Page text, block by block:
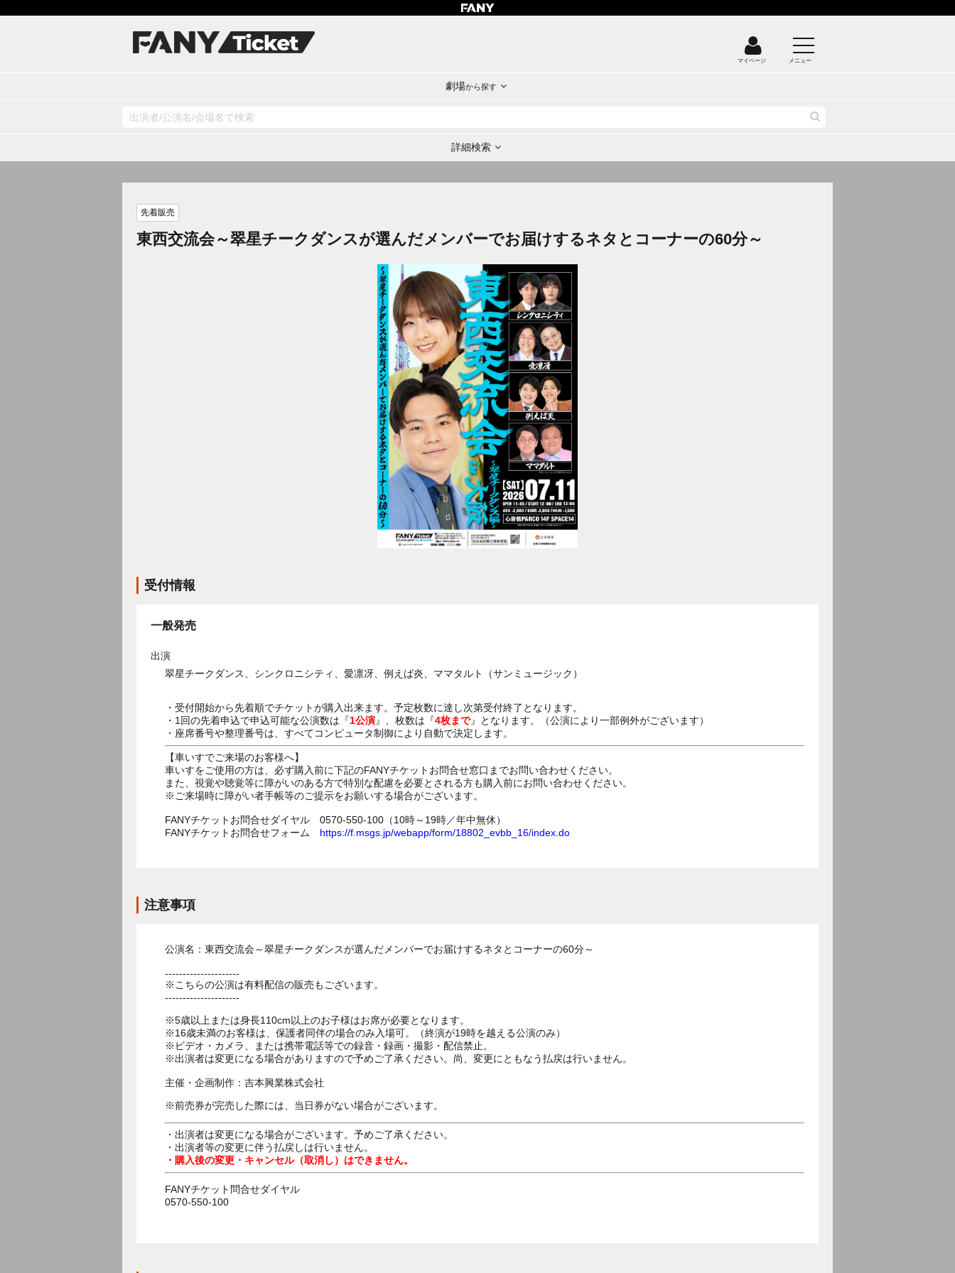
マイページ メニュー
劇場から探す
詳細検索
先着販売
東西交流会～翠星チークダンスが選んだメンバーでお届けするネタとコーナーの60分～
受付情報
一般発売
出演
翠星チークダンス、シンクロニシティ、愛凛冴、例えば炎、ママタルト（サンミュージック）
・受付開始から先着順でチケットが購入出来ます。予定枚数に達し次第受付終了となります。
・1回の先着申込で申込可能な公演数は『1公演』、枚数は『4枚まで』となります。（公演により一部例外がございます）
・座席番号や整理番号は、すべてコンピュータ制御により自動で決定します。
【車いすでご来場のお客様へ】
車いすをご使用の方は、必ず購入前に下記のFANYチケットお問合せ窓口までお問い合わせください。
また、視覚や聴覚等に障がいのある方で特別な配慮を必要とされる方も購入前にお問い合わせください。
※ご来場時に障がい者手帳等のご提示をお願いする場合がございます。
FANYチケットお問合せダイヤル 0570-550-100（10時～19時／年中無休）
FANYチケットお問合せフォーム https://f.msgs.jp/webapp/form/18802_evbb_16/index.do
注意事項
公演名：東西交流会～翠星チークダンスが選んだメンバーでお届けするネタとコーナーの60分～
---------------------
※こちらの公演は有料配信の販売もございます。
---------------------
※5歳以上または身長110cm以上のお子様はお席が必要となります。
※16歳未満のお客様は、保護者同伴の場合のみ入場可。（終演が19時を越える公演のみ）
※ビデオ・カメラ、または携帯電話等での録音・録画・撮影・配信禁止。
※出演者は変更になる場合がありますので予めご了承ください。尚、変更にともなう払戻は行いません。
主催・企画制作：吉本興業株式会社
※前売券が完売した際には、当日券がない場合がございます。
・出演者は変更になる場合がございます。予めご了承ください。
・出演者等の変更に伴う払戻しは行いません。
・購入後の変更・キャンセル（取消し）はできません。
FANYチケット問合せダイヤル
0570-550-100